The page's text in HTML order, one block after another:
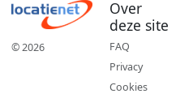
© 2026
Over
deze site
FAQ
Privacy
Cookies